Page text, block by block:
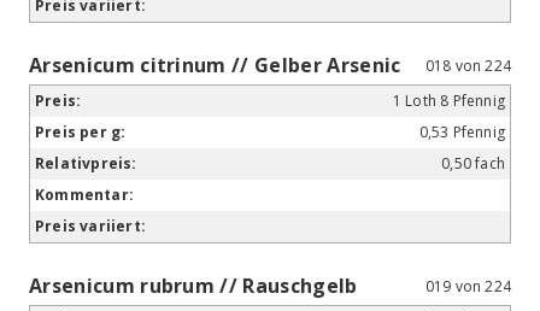
Arsenicum citrinum // Gelber Arsenic
018 von 224
1 Loth 8 Pfennig
0,53 Pfennig
0,50 fach
Arsenicum rubrum // Rauschgelb
019 von 224